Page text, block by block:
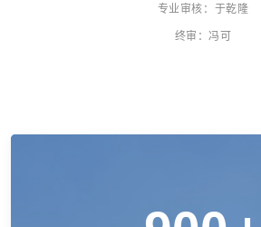
专业审核：于乾隆
终审：冯可